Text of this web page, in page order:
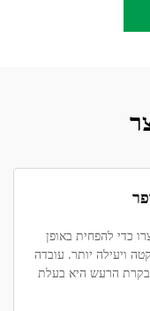
כדי להפחית באופן
ויעילה יותר. עובדה
בקרת הרעש היא בעלת